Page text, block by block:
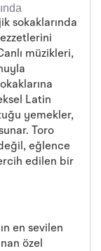
sokaklarında
müzikleri,
Latin
yemekler,
Toro
eğlence
edilen bir
en sevilen
özel